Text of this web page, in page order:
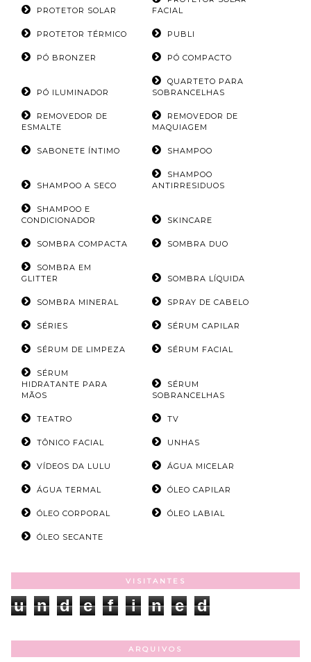
PROTETOR SOLAR
FACIAL
PROTETOR TÉRMICO PUBLI
PÓ BRONZER PÓ COMPACTO
PÓ ILUMINADOR
QUARTETO PARA
SOBRANCELHAS
REMOVEDOR DE
ESMALTE
REMOVEDOR DE
MAQUIAGEM
SABONETE ÍNTIMO SHAMPOO
SHAMPOO A SECO
SHAMPOO
ANTIRRESIDUOS
SHAMPOO E
CONDICIONADOR
SKINCARE
SOMBRA COMPACTA SOMBRA DUO
SOMBRA EM
GLITTER
SOMBRA LÍQUIDA
SOMBRA MINERAL SPRAY DE CABELO
SÉRIES SÉRUM CAPILAR
SÉRUM DE LIMPEZA SÉRUM FACIAL
SÉRUM
HIDRATANTE PARA
MÃOS
SÉRUM
SOBRANCELHAS
TEATRO TV
TÔNICO FACIAL UNHAS
VÍDEOS DA LULU ÁGUA MICELAR
ÁGUA TERMAL ÓLEO CAPILAR
ÓLEO CORPORAL ÓLEO LABIAL
ÓLEO SECANTE
VISITANTES
u n d e f i n e d
ARQUIVOS